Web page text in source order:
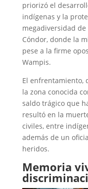
priorizó el
indígenas y la
megadiversidad
Cóndor, donde la
pese a la firme
Wampis.
El enfrentamiento,
la zona conocida
saldo trágico que
resultó en la
civiles, entre
además de un
heridos.
Memoria